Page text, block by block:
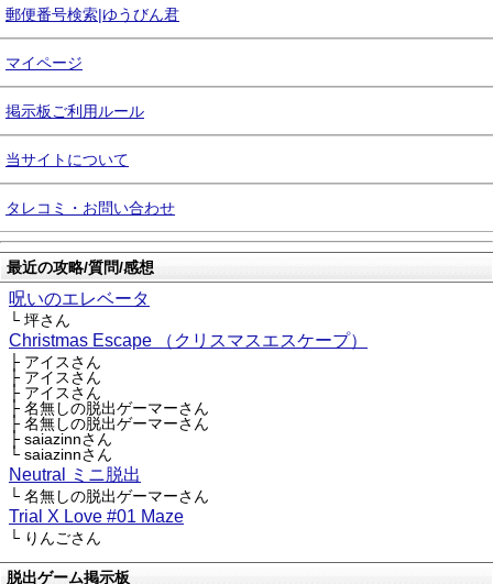
郵便番号検索|ゆうびん君
マイページ
掲示板ご利用ルール
当サイトについて
タレコミ・お問い合わせ
最近の攻略/質問/感想
呪いのエレベータ
└ 坪さん
Christmas Escape （クリスマスエスケープ）
├ アイスさん
├ アイスさん
├ アイスさん
├ 名無しの脱出ゲーマーさん
├ 名無しの脱出ゲーマーさん
├ saiazinnさん
└ saiazinnさん
Neutral ミニ脱出
└ 名無しの脱出ゲーマーさん
Trial X Love #01 Maze
└ りんごさん
脱出ゲーム掲示板